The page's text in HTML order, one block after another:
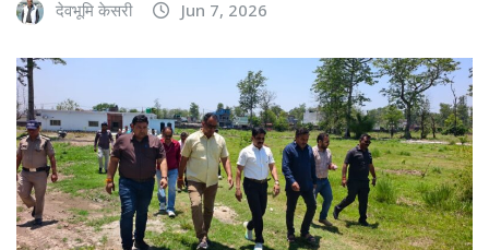
देवभूमि केसरी Jun 7, 2026